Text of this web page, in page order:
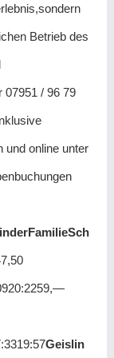
Betrieb des
07951 / 96 79
und online unter
FamilieSch
Geislin